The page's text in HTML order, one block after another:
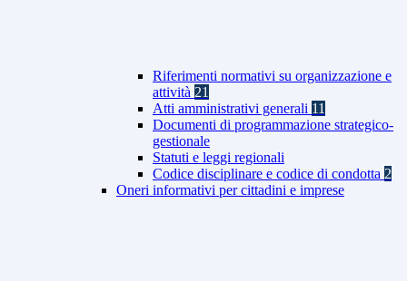
Riferimenti normativi su organizzazione e
attività 21
Atti amministrativi generali 11
Documenti di programmazione strategico-
gestionale
Statuti e leggi regionali
Codice disciplinare e codice di condotta 2
Oneri informativi per cittadini e imprese